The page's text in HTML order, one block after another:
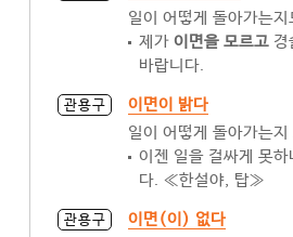
일이 어떻게 돌아가는
제가 이면을 모르고 경
바랍니다.
관용구
이면이 밝다
일이 어떻게 돌아가는
이젠 일을 걸싸게 못하
다. ≪한설야, 탑≫
관용구
이면(이) 없다